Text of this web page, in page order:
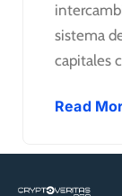
sistema
capitales
Read